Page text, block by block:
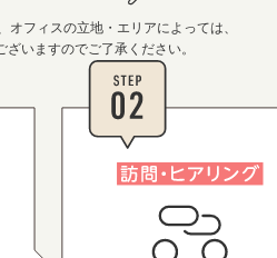
フィスの立地・エリアによっては、
いますのでご了承ください。